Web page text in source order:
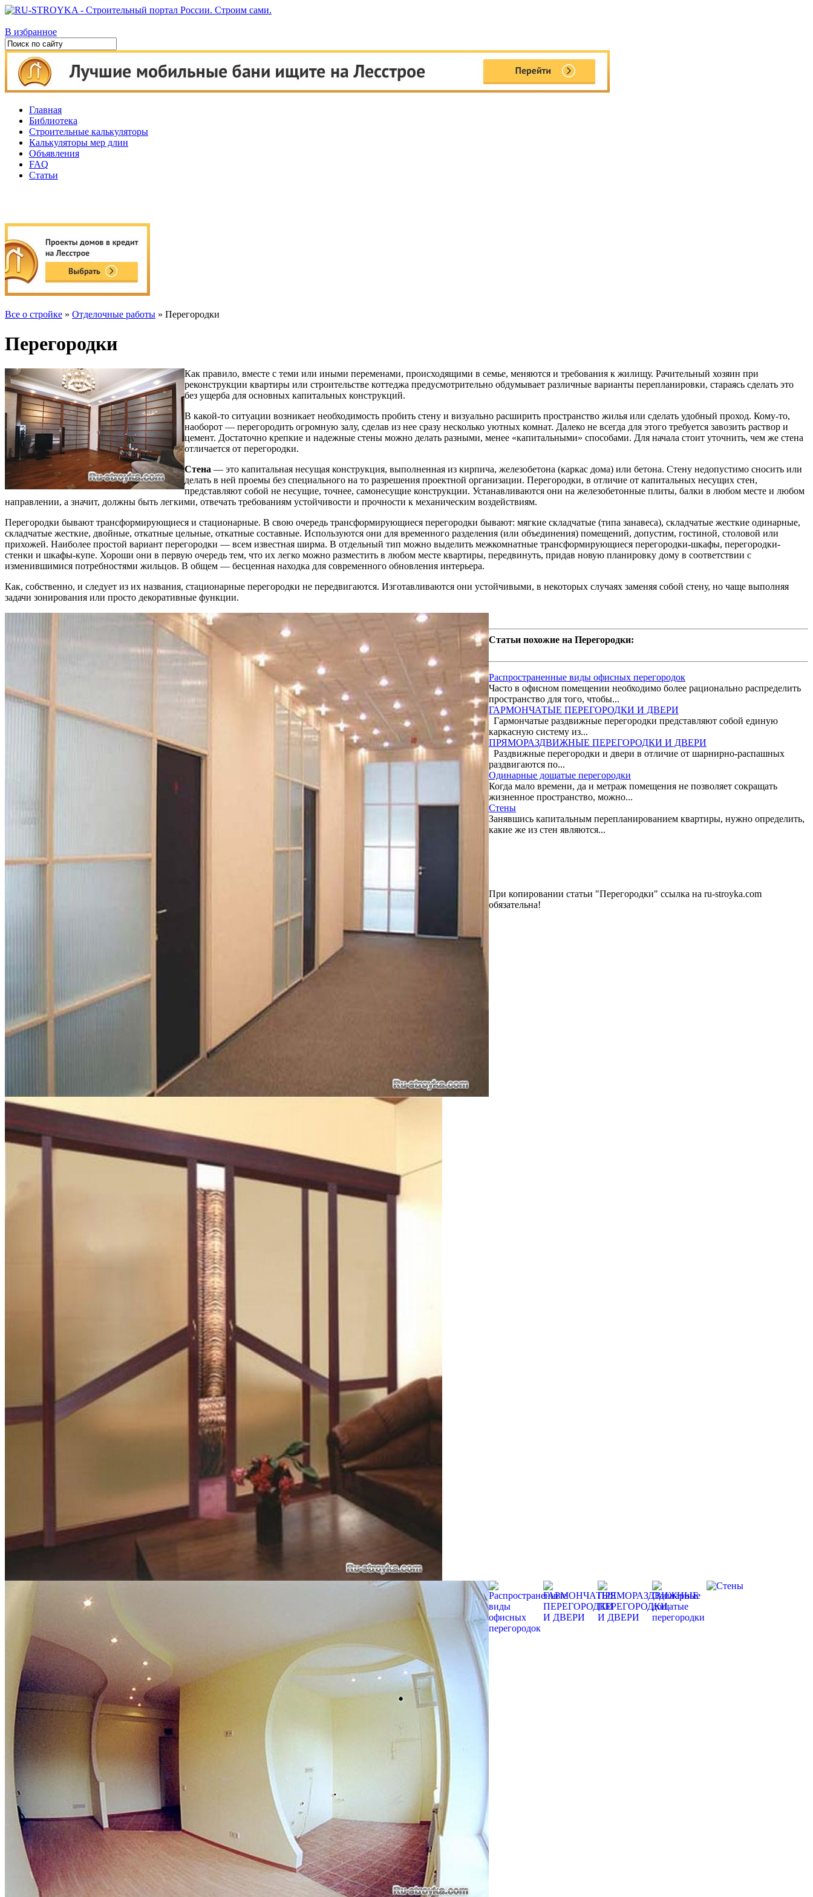
В избранное
Главная
Библиотека
Строительные калькуляторы
Калькуляторы мер длин
Объявления
FAQ
Статьи
Все о стройке » Отделочные работы » Перегородки
Перегородки
Как правило, вместе с теми или иными перемена­ми, происходящими в семье, меняются и требования к жилищу. Рачительный хозяин при
реконструкции квартиры или строительстве коттеджа предусмотри­тельно обдумывает различные варианты переплани­ровки, стараясь сделать это
без ущерба для основных капитальных конструкций.
В какой-то ситуации возникает необходимость про­бить стену и визуально расширить пространство жи­лья или сделать удобный проход. Кому-то,
наоборот — перегородить огромную залу, сделав из нее сразу не­сколько уютных комнат. Далеко не всегда для этого требуется завозить раствор и
цемент. Достаточно креп­кие и надежные стены можно делать разными, менее «капитальными» способами. Для начала стоит уточ­нить, чем же стена
отличается от перегородки.
Стена — это капитальная несущая конструкция, выполненная из кирпича, железобетона (каркас дома) или бетона. Стену недопустимо сносить или
делать в ней проемы без специального на то разре­шения проектной организации. Перегородки, в отли­чие от капитальных несущих стен,
представляют со­бой не несущие, точнее, самонесущие конструкции. Устанавливаются они на железобетонные плиты, бал­ки в любом месте и любом
направлении, а значит, должны быть легкими, отвечать требованиям устой­чивости и прочности к механическим воздействиям.
Перегородки бывают трансформирующиеся и стацио­нарные. В свою очередь трансформирующиеся пере­городки бывают: мягкие складчатые (типа занавеса), складчатые жесткие одинарные,
складчатые жест­кие, двойные, откатные цельные, откатные состав­ные. Используются они для временного разделения (или объединения) помещений, допустим, гостиной, столовой или
прихожей. Наиболее простой вариант перегородки — всем известная ширма. В отдельный тип можно выделить межкомнатные трансформи­рующиеся перегородки-шкафы, перегородки-
стенки и шкафы-купе. Хороши они в первую очередь тем, что их легко можно разместить в любом месте квартиры, передвинуть, придав новую планировку дому в соответствии с
изменившимися потребнос­тями жильцов. В общем — бесценная находка для современного обновления интерьера.
Как, собственно, и следует из их названия, стацио­нарные перегородки не передвигаются. Изготавлива­ются они устойчивыми, в некоторых случаях заменяя собой стену, но чаще выполняя
задачи зонирования или просто декоративные функции.
Статьи похожие на Перегородки:
Распространенные виды офисных перегородок
Часто в офисном помещении необходимо более рационально распределить
пространство для того, чтобы...
ГАРМОНЧАТЫЕ ПЕРЕГОРОДКИ И ДВЕРИ
Гармончатые раздвижные перегородки пред­ставляют собой единую
каркасную систему из...
ПРЯМОРАЗДВИЖНЫЕ ПЕРЕГОРОДКИ И ДВЕРИ
Раздвижные перегородки и двери в отличие от шарнирно-распашных
раздвигаются по...
Одинарные дощатые перегородки
Когда мало времени, да и метраж помещения не позволяет сокращать
жизненное пространство, можно...
Стены
Занявшись капитальным перепланированием квартиры, нужно определить,
какие же из стен являются...
При копировании статьи "Перегородки" ссылка на ru-stroyka.com
обязательна!